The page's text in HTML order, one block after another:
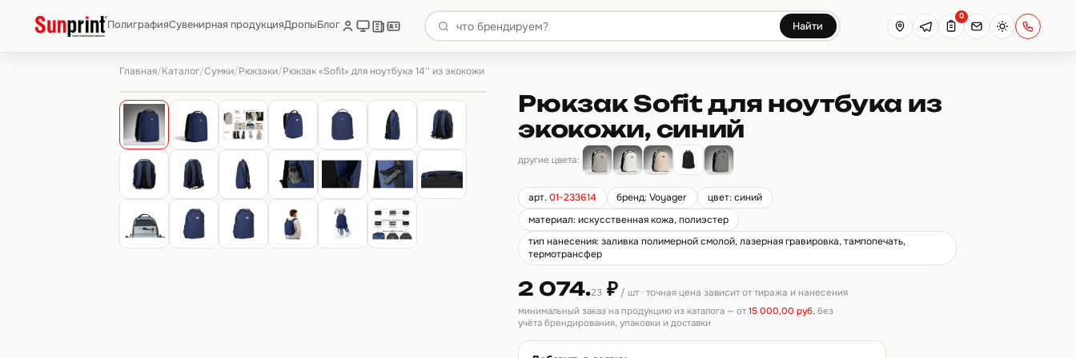
ПолиграфияСувенирная продукцияДропыБлог Найти
0
Главная/Каталог/Сумки/Рюкзаки/Рюкзак «Sofit» для ноутбука 14'' из экокожи
Рюкзак Sofit для ноутбука из
экокожи, синий
другие цвета:
арт.01-233614 бренд: Voyager
цвет: синий
материал: искусственная кожа, полиэстер
тип нанесения: заливка полимерной смолой, лазерная гравировка, тампопечать,
термотрансфер
2 074.23 ₽ / шт · точная цена зависит от тиража и нанесения
минимальный заказ на продукцию из каталога — от15 000,00 руб. без
учёта брендирования, упаковки и доставки